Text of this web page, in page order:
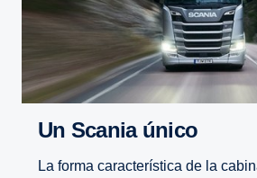
Un Scania único
La forma característica de la